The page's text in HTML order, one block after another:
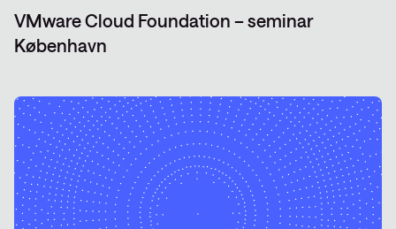
VMware Cloud Foundation – seminar
København